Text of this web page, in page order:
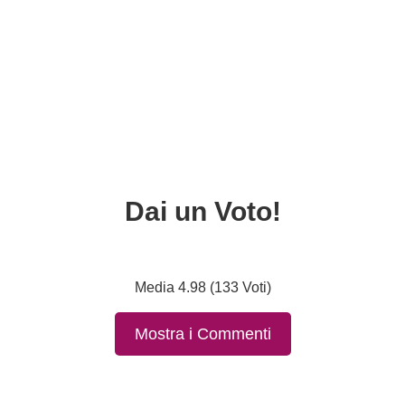
Dai un Voto!
Media 4.98 (133 Voti)
Mostra i Commenti